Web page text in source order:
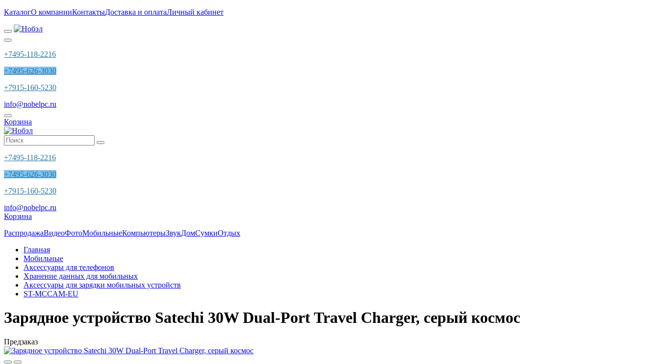
КаталогО компанииКонтактыДоставка и оплатаЛичный кабинет
+7495-118-2216
+7495-626-3030
+7915-160-5230
info@nobelpc.ru
Корзина
+7495-118-2216
+7495-626-3030
+7915-160-5230
info@nobelpc.ru
Корзина
РаспродажаВидеоФотоМобильныеКомпьютерыЗвукДомСумкиОтдых
Главная
Мобильные
Аксессуары для телефонов
Хранение данных для мобильных
Аксессуары для зарядки мобильных устройств
ST-MCCAM-EU
Зарядное устройство Satechi 30W Dual-Port Travel Charger, серый космос
Предзаказ